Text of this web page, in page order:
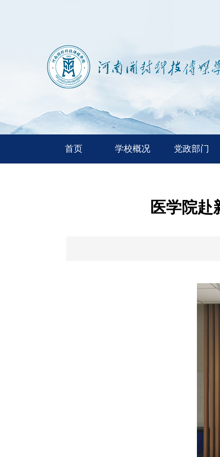
首页 学校概况 党政部门
医学院赴